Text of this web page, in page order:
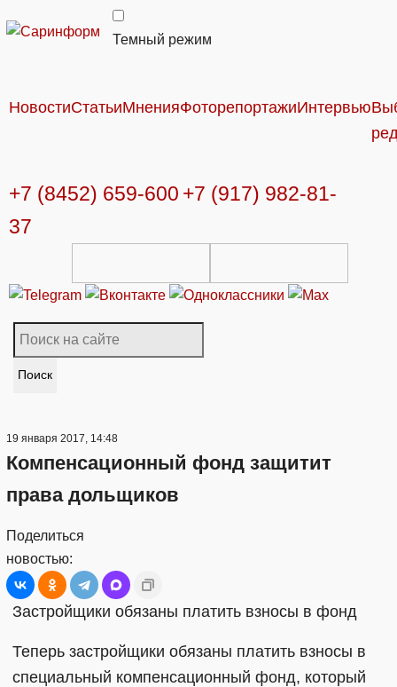
Темный режим
НовостиСтатьиМненияФоторепортажиИнтервью
+7 (8452) 659-600 +7 (917) 982-81-
37
Поиск
19 января 2017, 14:48
Компенсационный фонд защитит
права дольщиков
Поделиться
новостью:
Застройщики обязаны платить взносы в фонд
Теперь застройщики обязаны платить взносы в
специальный компенсационный фонд, который